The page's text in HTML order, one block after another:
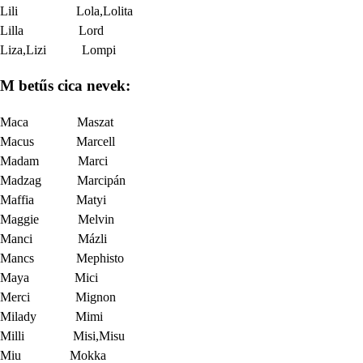
Lili Lola,Lolita
Lilla Lord
Liza,Lizi Lompi
M betűs cica nevek:
Maca Maszat
Macus Marcell
Madam Marci
Madzag Marcipán
Maffia Matyi
Maggie Melvin
Manci Mázli
Mancs Mephisto
Maya Mici
Merci Mignon
Milady Mimi
Milli Misi,Misu
Miu Mokka